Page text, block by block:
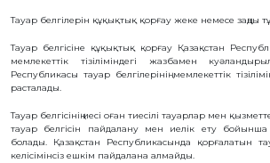
ЕСЕП
ХАЛЫҚАРАЛЫҚ
ЫНТЫМАҚТАСТЫҚ
ҚЫЗМЕТТІК
ОРЫНДАР
«ҚАЗАҚСТАННЫҢ
ЗИЯТКЕРЛІК
МЕНШІГІ»
Тауар белгілерін құқықтық қорғау жеке немесе заңды
Тауар белгісіне құқықтық қорғау Қазақстан
мемлекеттiк тiзiлiмiндегі жазбамен
Республикасы тауар белгілерінің мемлекеттiк
расталады.
Тауар белгісінің иесі оған тиесілі тауарлар мен
тауар белгісін пайдалану мен иелік ету
болады. Қазақстан Республикасында қорғалатын
келісімінсіз ешкім пайдалана алмайды.